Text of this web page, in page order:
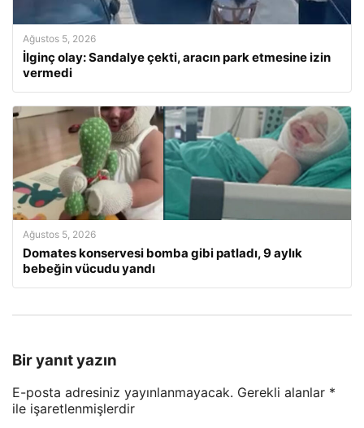
Ağustos 5, 2026
İlginç olay: Sandalye çekti, aracın park etmesine izin
vermedi
Ağustos 5, 2026
Domates konservesi bomba gibi patladı, 9 aylık
bebeğin vücudu yandı
Bir yanıt yazın
E-posta adresiniz yayınlanmayacak. Gerekli alanlar *
ile işaretlenmişlerdir